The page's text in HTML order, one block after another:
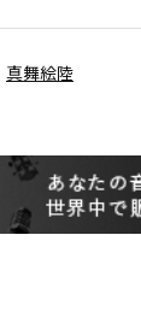
真舞絵陸